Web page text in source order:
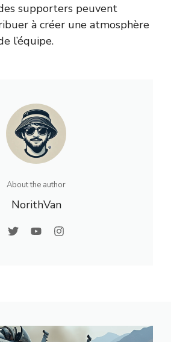
supporters peuvent
à créer une atmosphère
l’équipe.
About the author
NorithVan